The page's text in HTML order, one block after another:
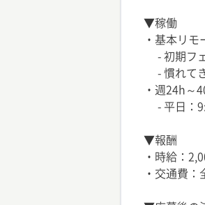
▼稼働
・基本リモ
- 初期フ
- 慣れてき
・週24h～
- 平日：
▼報酬
・時給：
・交通費：